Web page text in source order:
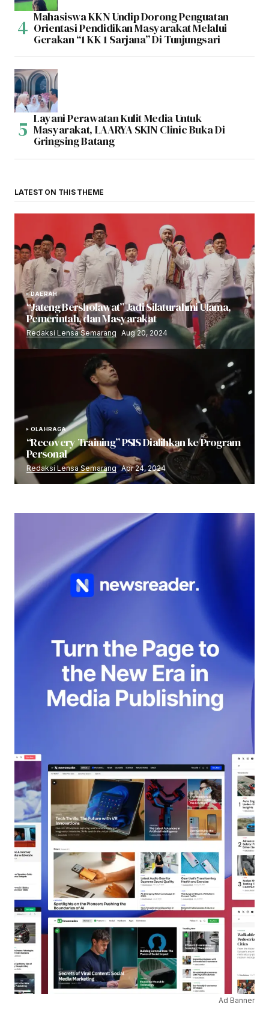
Mahasiswa KKN Undip Dorong Penguatan
Orientasi Pendidikan Masyarakat Melalui
Gerakan “1 KK 1 Sarjana” Di Tunjungsari
Layani Perawatan Kulit Media Untuk
Masyarakat, LAARYA SKIN Clinic Buka Di
Gringsing Batang
LATEST ON THIS THEME
DAERAH
“Jateng Bersholawat” Jadi Silaturahmi Ulama,
Pemerintah, dan Masyarakat
Redaksi Lensa Semarang Aug 20, 2024
OLAHRAGA
“Recovery Training” PSIS Dialihkan ke Program
Personal
Redaksi Lensa Semarang Apr 24, 2024
Ad Banner